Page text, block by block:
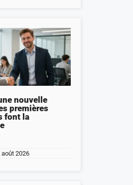
nouvelle
premières
font la
août 2026